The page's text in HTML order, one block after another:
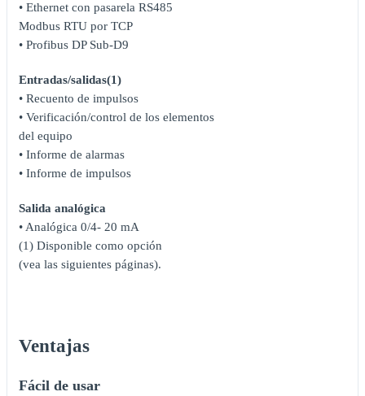
• Ethernet con pasarela RS485
Modbus RTU por TCP
• Profibus DP Sub-D9
Entradas/salidas(1)
• Recuento de impulsos
• Verificación/control de los elementos
del equipo
• Informe de alarmas
• Informe de impulsos
Salida analógica
• Analógica 0/4- 20 mA
(1) Disponible como opción
(vea las siguientes páginas).
Ventajas
Fácil de usar